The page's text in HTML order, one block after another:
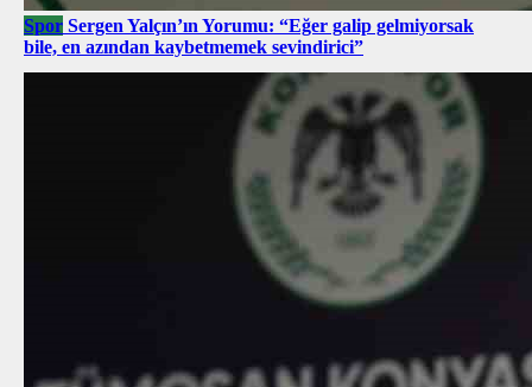
Spor Sergen Yalçın’ın Yorumu: “Eğer galip gelmiyorsak
bile, en azından kaybetmemek sevindirici”